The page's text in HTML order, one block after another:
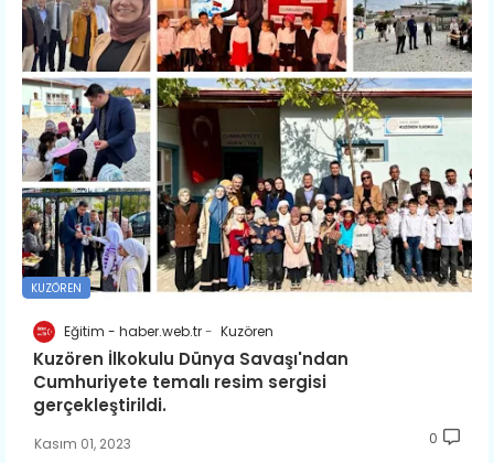
KUZÖREN
Eğitim - haber.web.tr Kuzören
Kuzören İlkokulu Dünya Savaşı'ndan
Cumhuriyete temalı resim sergisi
gerçekleştirildi.
Kasım 01, 2023 0